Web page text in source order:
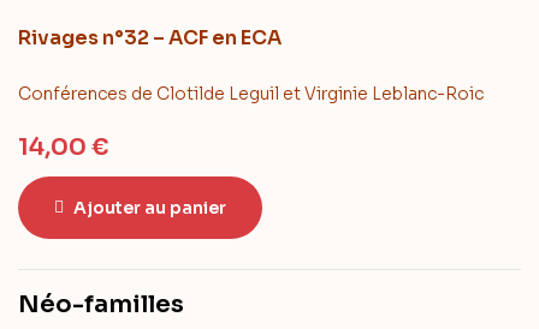
Rivages n°32 – ACF en ECA
Conférences de Clotilde Leguil et Virginie Leblanc-Roic
14,00 €
Ajouter au panier
Néo-familles